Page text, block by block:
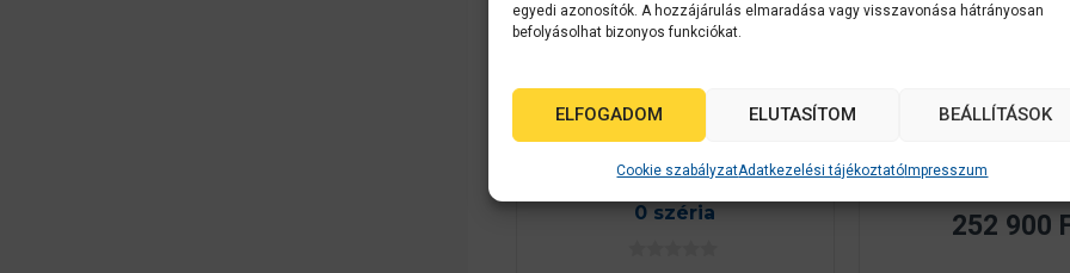
egyedi azonosítók. A hozzájárulás elmaradása vagy visszavonása hátrányosan
befolyásolhat bizonyos funkciókat.
ELFOGADOM ELUTASÍTOM BEÁLLÍTÁSOK
Cookie szabályzatAdatkezelési tájékoztatóImpresszum
Epson No.673 (T6731)
Black tinta 70ml (eredeti)
L800/L805/L810/L850/L180
0 széria
Epson L8180 A/
Fotónyomtató
0
z
5
-
Készleten
252 900